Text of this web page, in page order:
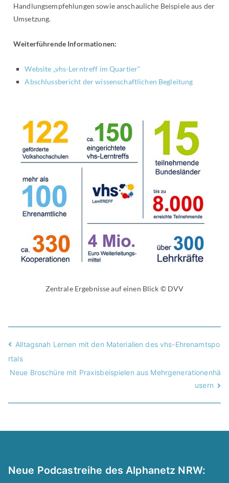
Handlungsempfehlungen sowie anschauliche Beispiele aus der
Umsetzung.
Weiterführende Informationen:
Website „vhs-Lerntreff im Quartier“
Abschlussbericht der wissenschaftlichen Begleitung
Zentrale Ergebnisse auf einen Blick © DVV
Alltagsnah Lernen mit den Materialien des vhs-Ehrenamtspo
rtals
Neue Broschüre mit Praxisbeispielen aus Mehrgenerationenhä
usern
Neue Podcastreihe des Alphanetz NRW: